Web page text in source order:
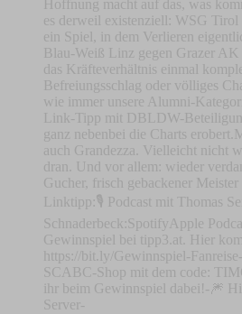
Hoffnung macht auf das, was
es derweil existenziell: WSG
ein Spiel, in dem Verlieren
Blau-Weiß Linz gegen Grazer AK
das Kräfteverhältnis einmal
Befreiungsschlag oder völliges
wie immer unsere Alumni-
Link-Tipp mit DBLDW-
ganz nebenbei die Charts
auch Grandezza. Vielleicht nicht
dran. Und vor allem: wieder
Gucher, frisch gebackener
Linktipp:🎙️ Podcast mit Thomas
Schnaderbeck:⁠Spotify⁠⁠Apple
Gewinnspiel bei tipp3.at. Hier
https://bit.ly/Gewinnspiel-
⁠SCABC-Shop⁠ mit dem code:
ihr beim Gewinnspiel dabei!-⁠🎆
Server⁠⁠⁠⁠⁠⁠⁠⁠⁠⁠⁠⁠⁠⁠⁠⁠⁠⁠⁠⁠⁠⁠⁠⁠⁠⁠⁠⁠⁠⁠⁠⁠-